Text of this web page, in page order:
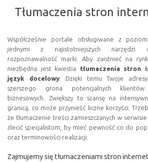
Tłumaczenia stron
Współcześnie portale obsługiwane z
jednymi z najistotniejszych narzędzi
rozpoznawalność marki. Aby zaistnieć na
niezbędna jest kwestia
tłumaczenia stron
język docelowy. Dzięki temu Twoje
szerszego grona potencjalnych
biznesowych. Zwiększy to szansę na
granicą, co może przynieść liczne korzyści.
że tłumaczenie treści zamieszczanych w
zlecić specjalistom, by mieć pewność co do
oraz terminowości realizacji.
Zajmujemy się tłumaczeniami stron